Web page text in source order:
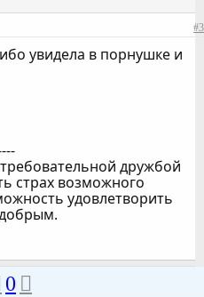
#3
увидела в порнушке и
дружбой
страх возможного
удовлетворить
0